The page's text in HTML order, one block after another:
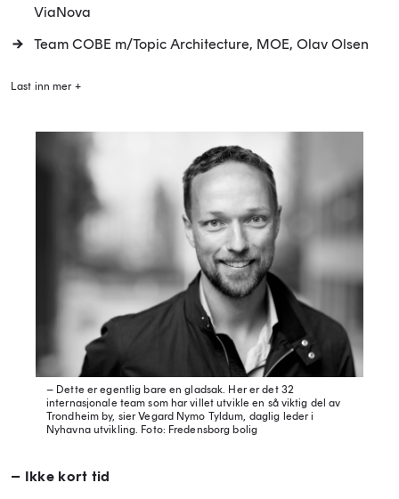
ViaNova
Team COBE m/Topic Architecture, MOE, Olav Olsen
Last inn mer +
– Dette er egentlig bare en gladsak. Her er det 32
internasjonale team som har villet utvikle en så viktig del av
Trondheim by, sier Vegard Nymo Tyldum, daglig leder i
Nyhavna utvikling. Foto: Fredensborg bolig
– Ikke kort tid